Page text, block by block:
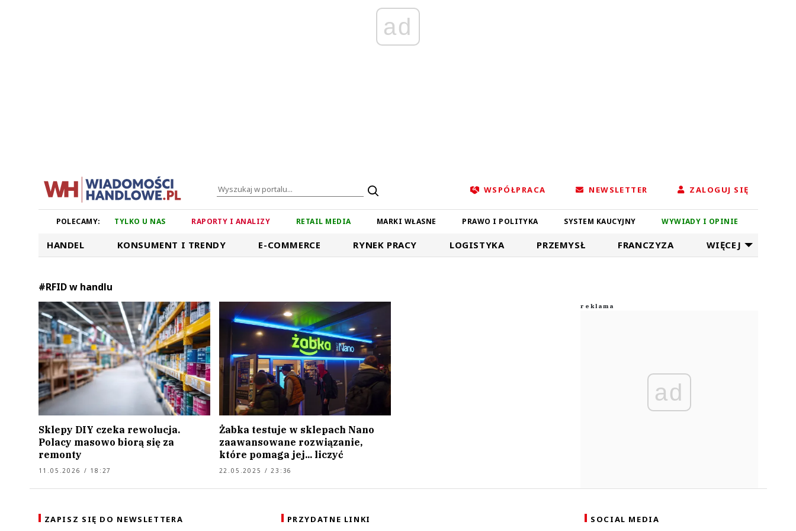
ad
WSPÓŁPRACA NEWSLETTER ZALOGUJ SIĘ
POLECAMY: TYLKO U NAS RAPORTY I ANALIZY RETAIL MEDIA MARKI WŁASNE PRAWO I POLITYKA SYSTEM KAUCYJNY WYWIADY I OPINIE
HANDEL KONSUMENT I TRENDY E-COMMERCE RYNEK PRACY LOGISTYKA PRZEMYSŁ FRANCZYZA WIĘCEJ
#RFID w handlu
Sklepy DIY czeka rewolucja.
Polacy masowo biorą się za
remonty
11.05.2026 / 18:27
Żabka testuje w sklepach Nano
zaawansowane rozwiązanie,
które pomaga jej... liczyć
22.05.2025 / 23:36
ad
ZAPISZ SIĘ DO NEWSLETTERA PRZYDATNE LINKI SOCIAL MEDIA